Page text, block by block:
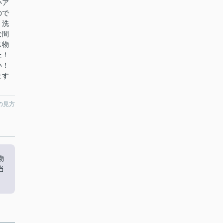
ア
で
洗
物
す
見方